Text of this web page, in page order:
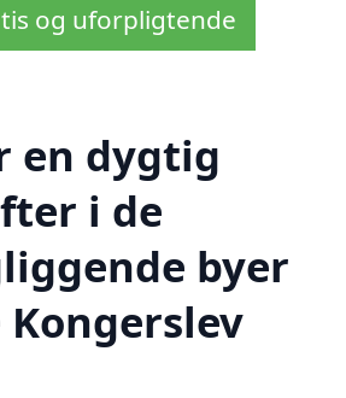
og uforpligtende
en dygtig
i de
byer